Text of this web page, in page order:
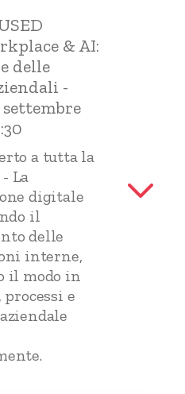
& AI:
delle
-
a tutta la
La
digitale
il
delle
interne,
il modo in
e